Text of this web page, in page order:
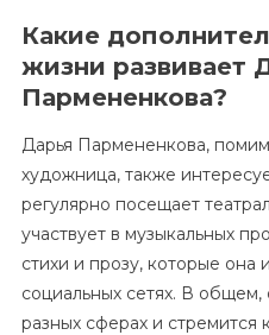
Какие
жизни развивает
Пармененкова?
Дарья Пармененкова,
художница, также
регулярно посещает
участвует в музыкальных
стихи и прозу, которые она
социальных сетях. В общем,
разных сферах и стремится